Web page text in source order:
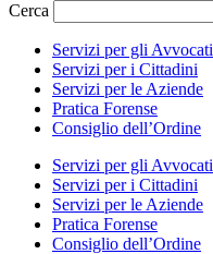
Cerca
Servizi per gli Avvocati
Servizi per i Cittadini
Servizi per le Aziende
Pratica Forense
Consiglio dell’Ordine
Servizi per gli Avvocati
Servizi per i Cittadini
Servizi per le Aziende
Pratica Forense
Consiglio dell’Ordine